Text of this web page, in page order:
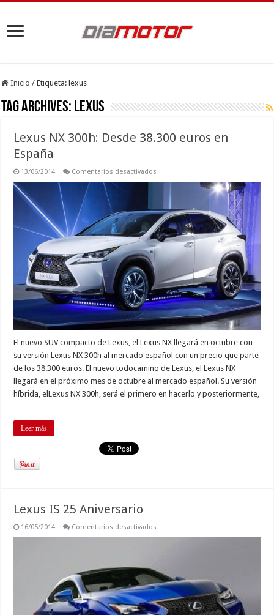
Inicio / Etiqueta: lexus
Tag Archives: lexus
Lexus NX 300h: Desde 38.300 euros en
España
13/06/2014 Comentarios desactivados
38.300
euros
en
España
El nuevo SUV compacto de Lexus, el Lexus NX llegará en octubre con
su versión Lexus NX 300h al mercado español con un precio que parte
de los 38.300 euros. El nuevo todocamino de Lexus, el Lexus NX
llegará en el próximo mes de octubre al mercado español. Su versión
híbrida, elLexus NX 300h, será el primero en hacerlo y posteriormente,
…
Leer más
Lexus IS 25 Aniversario
16/05/2014 Comentarios desactivados